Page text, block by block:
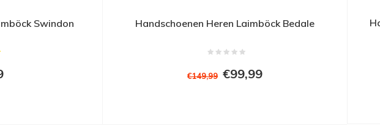
collectie blijven. Goede kwaliteit, gebruik ze
Swindon Handschoenen Heren Laimböck Bedale
€149,99 €99,99